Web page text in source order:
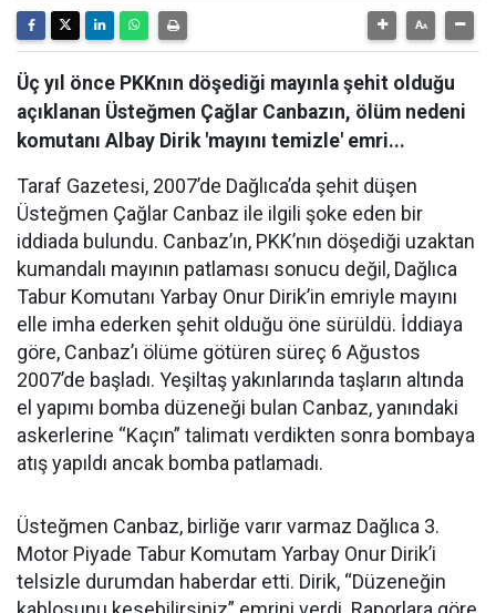
Üç yıl önce PKKnın döşediği mayınla şehit olduğu
açıklanan Üsteğmen Çağlar Canbazın, ölüm nedeni
komutanı Albay Dirik 'mayını temizle' emri...
Taraf Gazetesi, 2007’de Dağlıca’da şehit düşen
Üsteğmen Çağlar Canbaz ile ilgili şoke eden bir
iddiada bulundu. Canbaz’ın, PKK’nın döşediği uzaktan
kumandalı mayının patlaması sonucu değil, Dağlıca
Tabur Komutanı Yarbay Onur Dirik’in emriyle mayını
elle imha ederken şehit olduğu öne sürüldü. İddiaya
göre, Canbaz’ı ölüme götüren süreç 6 Ağustos
2007’de başladı. Yeşiltaş yakınlarında taşların altında
el yapımı bomba düzeneği bulan Canbaz, yanındaki
askerlerine “Kaçın” talimatı verdikten sonra bombaya
atış yapıldı ancak bomba patlamadı.
Üsteğmen Canbaz, birliğe varır varmaz Dağlıca 3.
Motor Piyade Tabur Komutam Yarbay Onur Dirik’i
telsizle durumdan haberdar etti. Dirik, “Düzeneğin